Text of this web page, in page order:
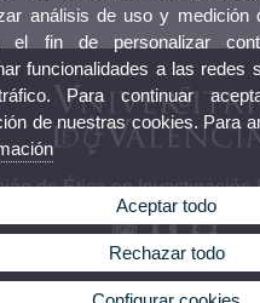
de Ética en Investigación
análisis de uso y medición
el fin de personalizar
funcionalidades a las redes
Para continuar
de nuestras cookies. Para
Aceptar todo
Rechazar todo